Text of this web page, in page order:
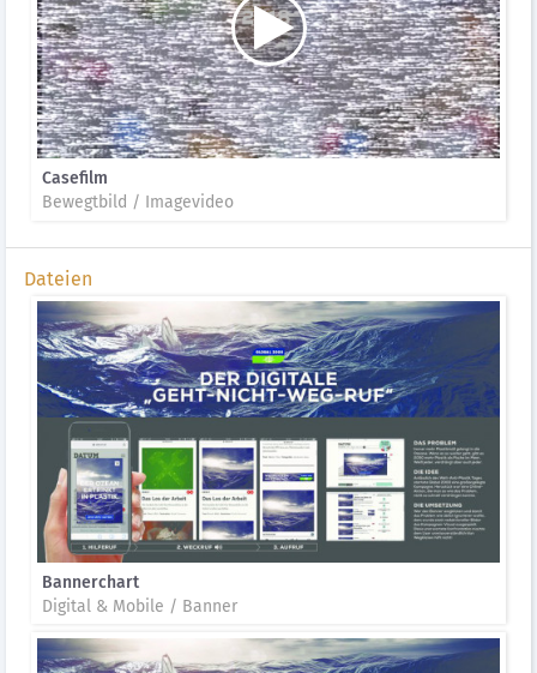
Casefilm
Bewegtbild / Imagevideo
Dateien
Bannerchart
Digital & Mobile / Banner